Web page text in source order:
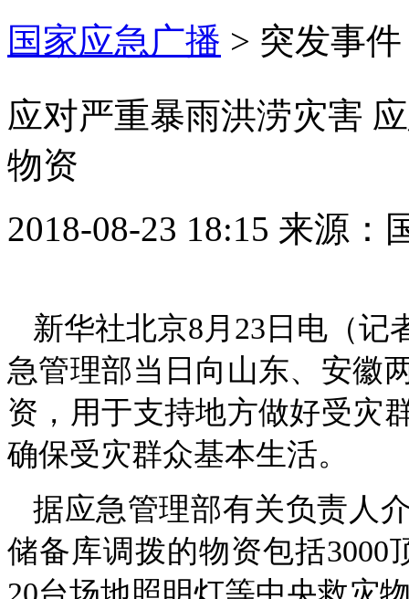
国家应急广播 > 突发事件
应对严重暴雨洪涝灾害
物资
2018-08-23 18:15 来源：
新华社北京8月23日电（记
急管理部当日向山东、安徽
资，用于支持地方做好受灾
确保受灾群众基本生活。
据应急管理部有关负责人
储备库调拨的物资包括3000